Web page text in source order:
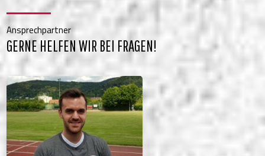
Ansprechpartner
GERNE HELFEN WIR BEI FRAGEN!